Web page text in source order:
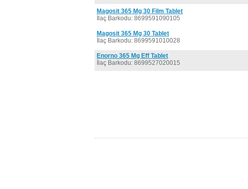
Magosit 365 Mg 30 Film Tablet
İlaç Barkodu: 8699591090105
Magosit 365 Mg 30 Tablet
İlaç Barkodu: 8699591010028
Enorno 365 Mg Eff Tablet
İlaç Barkodu: 8699527020015